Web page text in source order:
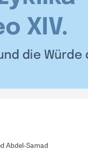
Abdel-Samad